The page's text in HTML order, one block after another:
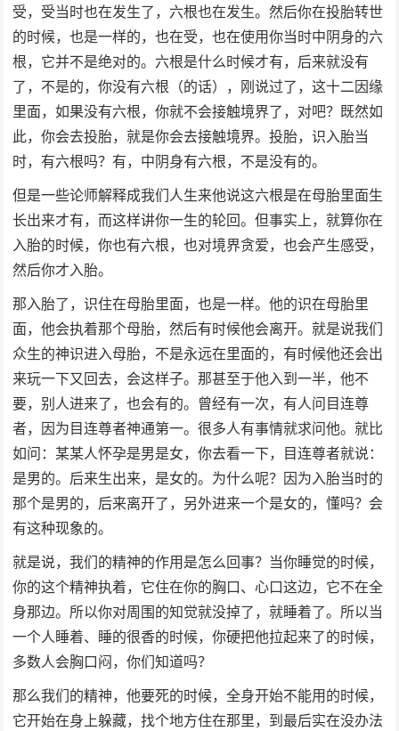
受，受当时也在发生了，六根也在发生。然后你在投胎转世
的时候，也是一样的，也在受，也在使用你当时中阴身的六
根，它并不是绝对的。六根是什么时候才有，后来就没有
了，不是的，你没有六根（的话），刚说过了，这十二因缘
里面，如果没有六根，你就不会接触境界了，对吧？既然如
此，你会去投胎，就是你会去接触境界。投胎，识入胎当
时，有六根吗？有，中阴身有六根，不是没有的。
但是一些论师解释成我们人生来他说这六根是在母胎里面生
长出来才有，而这样讲你一生的轮回。但事实上，就算你在
入胎的时候，你也有六根，也对境界贪爱，也会产生感受，
然后你才入胎。
那入胎了，识住在母胎里面，也是一样。他的识在母胎里
面，他会执着那个母胎，然后有时候他会离开。就是说我们
众生的神识进入母胎，不是永远在里面的，有时候他还会出
来玩一下又回去，会这样子。那甚至于他入到一半，他不
要，别人进来了，也会有的。曾经有一次，有人问目连尊
者，因为目连尊者神通第一。很多人有事情就求问他。就比
如问：某某人怀孕是男是女，你去看一下，目连尊者就说：
是男的。后来生出来，是女的。为什么呢？因为入胎当时的
那个是男的，后来离开了，另外进来一个是女的，懂吗？会
有这种现象的。
就是说，我们的精神的作用是怎么回事？当你睡觉的时候，
你的这个精神执着，它住在你的胸口、心口这边，它不在全
身那边。所以你对周围的知觉就没掉了，就睡着了。所以当
一个人睡着、睡的很香的时候，你硬把他拉起来了的时候，
多数人会胸口闷，你们知道吗？
那么我们的精神，他要死的时候，全身开始不能用的时候，
它开始在身上躲藏，找个地方住在那里，到最后实在没办法